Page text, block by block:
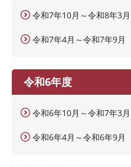
令和7年10月～令和8年3月
令和7年4月～令和7年9月
令和6年度
令和6年10月～令和7年3月
令和6年4月～令和6年9月